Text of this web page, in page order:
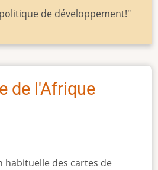
de développement!"
de l'Afrique
habituelle des cartes de